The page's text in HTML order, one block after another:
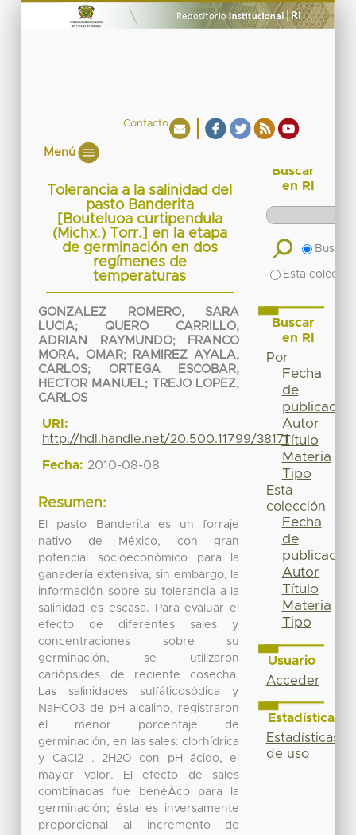
Contacto
Menú
Tolerancia a la salinidad del
pasto Banderita
[Bouteluoa curtipendula
(Michx.) Torr.] en la etapa
de germinación en dos
regímenes de
temperaturas
GONZALEZ ROMERO, SARA
LUCIA; QUERO CARRILLO,
ADRIAN RAYMUNDO;
FRANCO
MORA, OMAR;
RAMIREZ AYALA,
CARLOS; ORTEGA ESCOBAR,
HECTOR MANUEL;
TREJO LOPEZ,
CARLOS
URI:
http://hdl.handle.net/20.500.11799/38171
Fecha: 2010-08-08
Resumen:
El pasto Banderita es un forraje
nativo de México, con gran
potencial socioeconómico para la
ganadería extensiva; sin embargo, la
información sobre su tolerancia a la
salinidad es escasa. Para evaluar el
efecto de diferentes sales y
concentraciones sobre su
germinación, se utilizaron
cariópsides de reciente cosecha.
Las salinidades sulfáticosódica y
NaHCO3 de pH alcalino, registraron
el menor porcentaje de
germinación, en las sales: clorhídrica
y CaCl2 . 2H2O con pH ácido, el
mayor valor. El efecto de sales
combinadas fue benéÀco para la
germinación; ésta es inversamente
proporcional al incremento de
Buscar
en RI
Buscar
Esta
Buscar
en RI
Por
Fecha
de
publicación
Autor
Título
Materia
Tipo
Esta
colección
Fecha
de
publicación
Autor
Título
Materia
Tipo
Usuario
Acceder
Estadísticas
Estadísticas
de uso